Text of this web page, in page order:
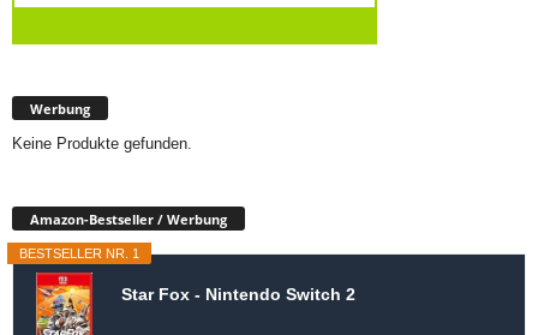
Werbung
Keine Produkte gefunden.
Amazon-Bestseller / Werbung
BESTSELLER NR. 1
Star Fox - Nintendo Switch 2